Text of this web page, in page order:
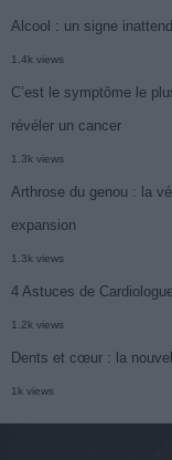
Alcool : un signe
1.4k views
C’est le symptôme le
révéler un cancer
1.3k views
Arthrose du genou : la
expansion
1.3k views
4 Astuces de
1.2k views
Dents et cœur : la
1k views